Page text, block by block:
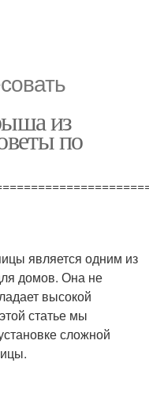
из
по
является одним из
домов. Она не
высокой
статье мы
сложной